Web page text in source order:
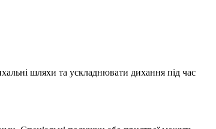
шляхи та ускладнювати дихання під час